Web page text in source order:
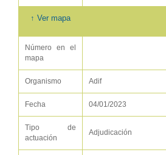
↑ Ver mapa
Número en el
mapa
Organismo Adif
Fecha 04/01/2023
Tipo de
actuación
Adjudicación